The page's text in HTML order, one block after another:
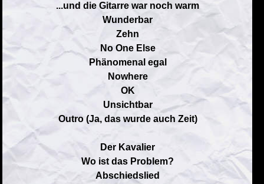
...und die Gitarre war noch warm
Wunderbar
Zehn
No One Else
Phänomenal egal
Nowhere
OK
Unsichtbar
Outro (Ja, das wurde auch Zeit)
Der Kavalier
Wo ist das Problem?
Abschiedslied